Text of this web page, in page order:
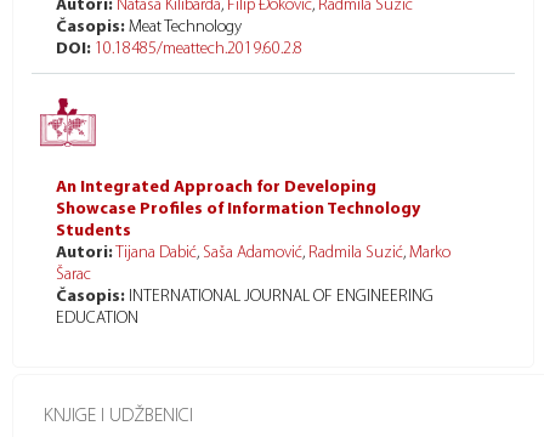
KNJIGE I UDŽBENICI
Autori: Nataša Kilibarda, Filip Đoković, Radmila Suzić
Časopis: Meat Technology
DOI: 10.18485/meattech.2019.60.2.8
An Integrated Approach for Developing
Showcase Profiles of Information Technology
Students
Autori:Tijana Dabić, Saša Adamović, Radmila Suzić, Marko
Šarac
Časopis: INTERNATIONAL JOURNAL OF ENGINEERING
EDUCATION